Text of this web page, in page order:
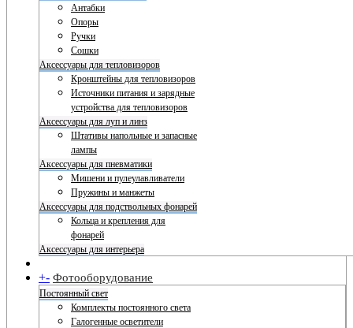
Антабки
Опоры
Ручки
Сошки
Аксессуары для тепловизоров
Кронштейны для тепловизоров
Источники питания и зарядные
устройства для тепловизоров
Аксессуары для луп и линз
Штативы напольные и запасные
лампы
Аксессуары для пневматики
Мишени и пулеулавливатели
Пружины и манжеты
Аксессуары для подствольных фонарей
Кольца и крепления для
фонарей
Аксессуары для интерьера
+- Фотооборудование
Постоянный свет
Комплекты постоянного света
Галогенные осветители